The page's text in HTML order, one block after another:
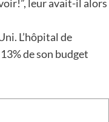
leur avait-il alors
L’hôpital de
de son budget